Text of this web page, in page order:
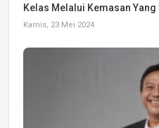
Kelas Melalui Kemasan Yang
Kamis, 23 Mei 2024